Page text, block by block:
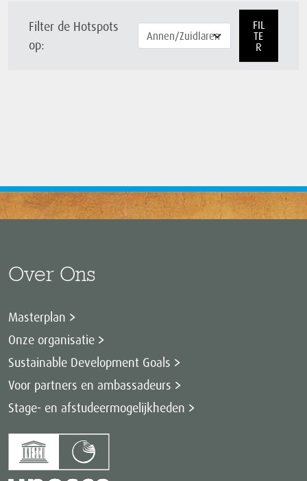
Filter de Hotspots
op:
FIL
TE
R
Over Ons
Masterplan
Onze organisatie
Sustainable Development Goals
Voor partners en ambassadeurs
Stage- en afstudeermogelijkheden